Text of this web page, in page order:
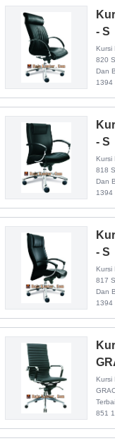
- S
Kursi
820
Dan
1394
- S
Kursi
818
Dan
1394
- S
Kursi
817
Dan
1394
Kursi
851